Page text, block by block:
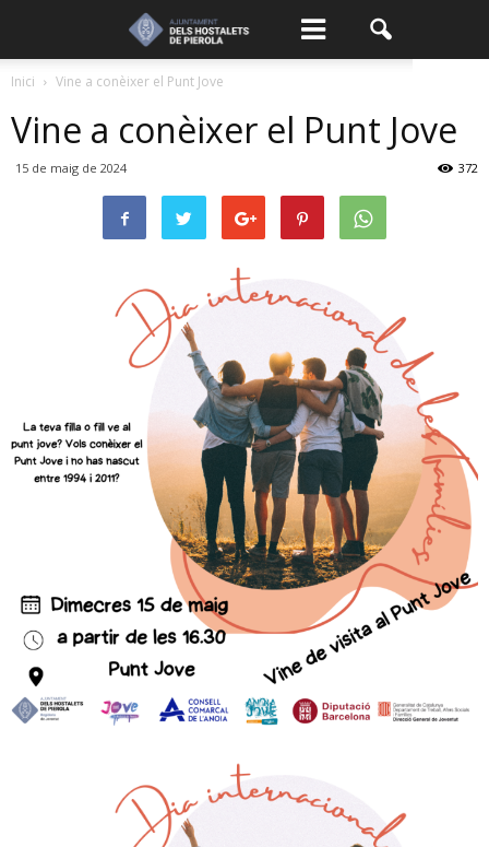
Inici Vine a conèixer el Punt Jove
Vine a conèixer el Punt Jove
15 de maig de 2024 372